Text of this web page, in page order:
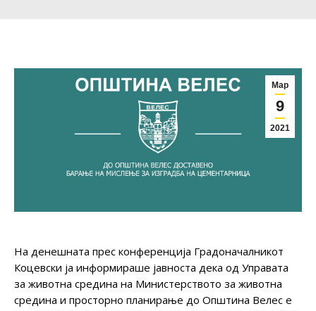
Мар
9
2021
На денешната прес конференција Градоначалникот
Коцевски ја информираше јавноста дека од Управата
за животна средина на Министерството за животна
средина и просторно планирање до Општина Велес е